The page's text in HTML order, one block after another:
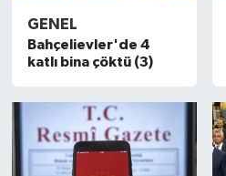
GENEL
Bahçelievler'de 4
katlı bina çöktü (3)